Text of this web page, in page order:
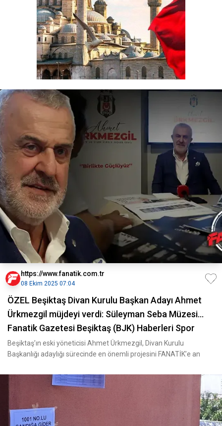
https://www.fanatik.com.tr
08 Ekim 2025 07:04
ÖZEL Beşiktaş Divan Kurulu Başkan Adayı Ahmet
Ürkmezgil müjdeyi verdi: Süleyman Seba Müzesi...
Fanatik Gazetesi Beşiktaş (BJK) Haberleri Spor
Beşiktaş’ın eski yöneticisi Ahmet Ürkmezgil, Divan Kurulu
Başkanlığı adaylığı sürecinde en önemli projesini FANATİK’e an